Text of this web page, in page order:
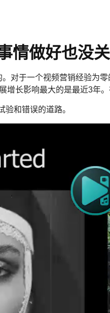
情做好也没
对于一个视频营销经验为
增长影响最大的是最近3年
和错误的道路。